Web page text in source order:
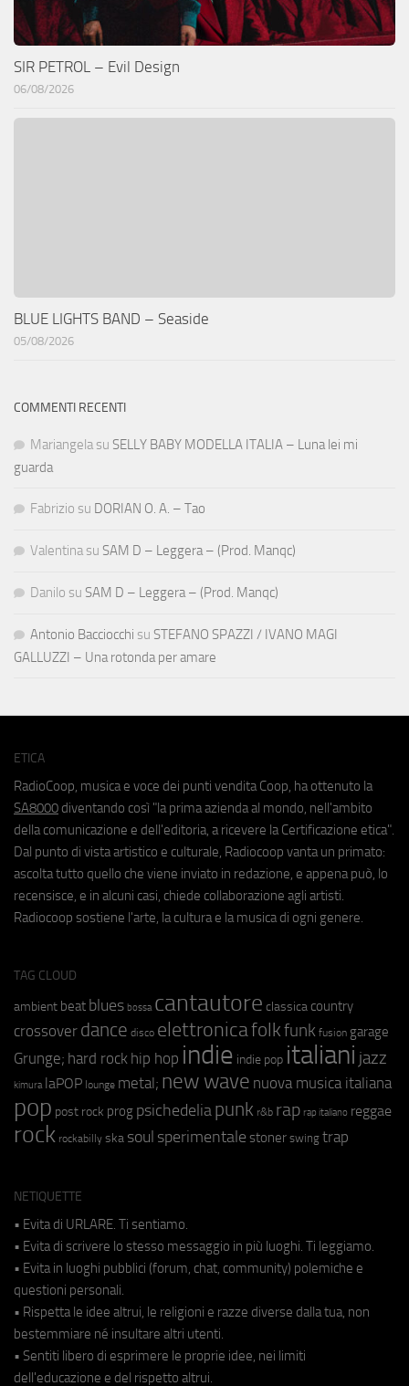
SIR PETROL – Evil Design
06/08/2026
BLUE LIGHTS BAND – Seaside
05/08/2026
COMMENTI RECENTI
Mariangela su SELLY BABY MODELLA ITALIA – Luna lei mi
guarda
Fabrizio su DORIAN O. A. – Tao
Valentina su SAM D – Leggera – (Prod. Manqc)
Danilo su SAM D – Leggera – (Prod. Manqc)
Antonio Bacciocchi su STEFANO SPAZZI / IVANO MAGI
GALLUZZI – Una rotonda per amare
ETICA
RadioCoop, musica e voce dei punti vendita Coop, ha ottenuto la
SA8000 diventando così "la prima azienda al mondo, nell'ambito
della comunicazione e dell'editoria, a ricevere la Certificazione etica".
Dal punto di vista artistico e culturale, Radiocoop vanta un primato:
ascolta tutto quello che viene inviato in redazione, e appena può, lo
recensisce, e in alcuni casi, chiede collaborazione agli artisti.
Radiocoop sostiene l'arte, la cultura e la musica di ogni genere.
TAG CLOUD
ambient beat blues bossa cantautore classica country
crossover dance disco elettronicafolkfunk fusion garage
Grunge; hard rock hip hop indie indie pop italiani jazz
kimura laPOP lounge metal; new wave nuova musica italiana
pop post rock prog psichedeliapunk r&b rap rap italiano reggae
rock rockabilly ska soul sperimentale stoner swing trap
NETIQUETTE
• Evita di URLARE. Ti sentiamo.
• Evita di scrivere lo stesso messaggio in più luoghi. Ti leggiamo.
• Evita in luoghi pubblici (forum, chat, community) polemiche e
questioni personali.
• Rispetta le idee altrui, le religioni e razze diverse dalla tua, non
bestemmiare né insultare altri utenti.
• Sentiti libero di esprimere le proprie idee, nei limiti
dell'educazione e del rispetto altrui.